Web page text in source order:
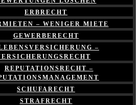
ERBRECHT
– WENIGER MIETE
GEWERBERECHT
–
REPUTATIONSRECHT –
SCHUFARECHT
STRAFRECHT